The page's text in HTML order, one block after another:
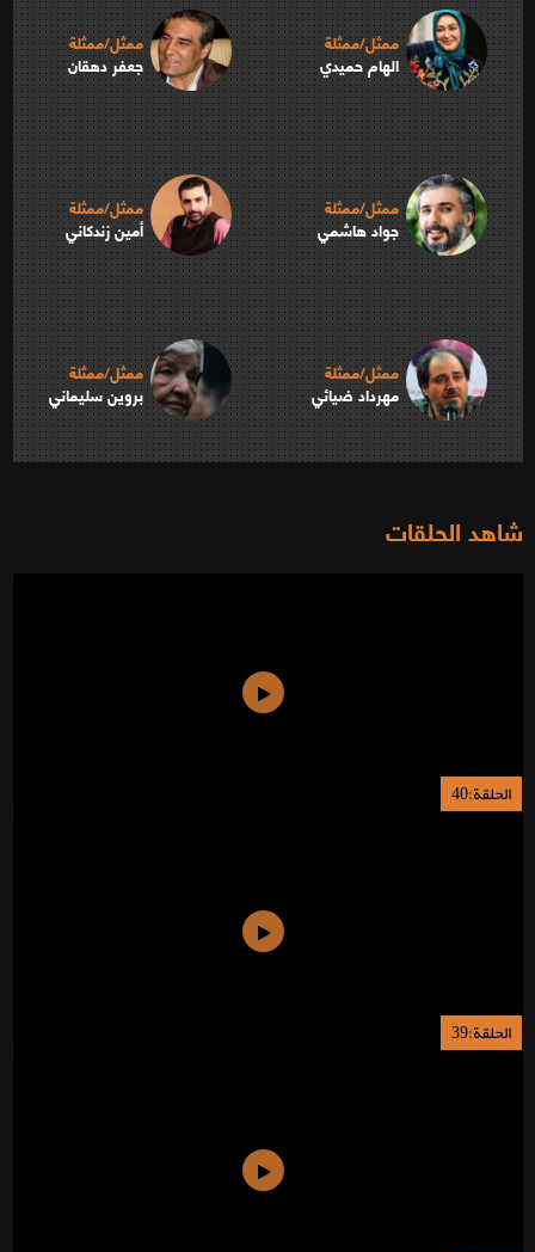
ممثل/ممثلة
الهام حميدي
ممثل/ممثلة
جعفر دهقان
ممثل/ممثلة
جواد هاشمي
ممثل/ممثلة
أمين زندكاني
ممثل/ممثلة
مهرداد ضيائي
ممثل/ممثلة
بروين سليماني
شاهد الحلقات
الحلقة:40
الحلقة:39